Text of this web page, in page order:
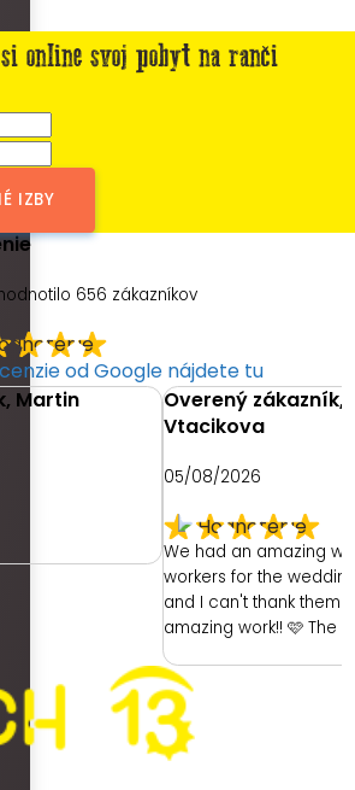
online svoj pobyt na ranči
IZBY
656 zákazníkov
od Google nájdete tu
Martin
Overený zákazník,
Vtacikova
05/08/2026
We had an amazing
workers for the
and I can't thank them
amazing work!! 🩷 The
had was with the
ready as a bride was
had no dedicated
room was
no full length mirror.